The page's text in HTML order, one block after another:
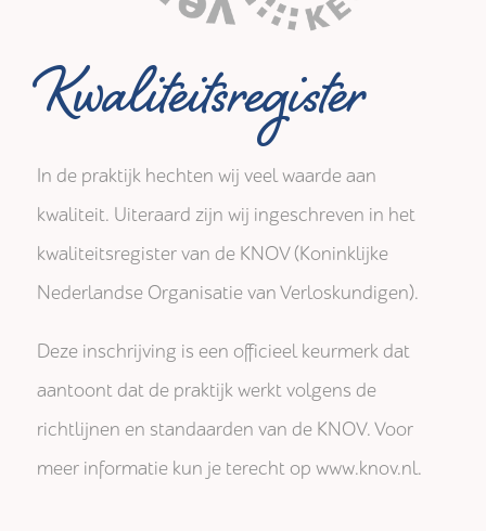
Kwaliteitsregister
In de praktijk hechten wij veel waarde aan
kwaliteit. Uiteraard zijn wij ingeschreven in het
kwaliteitsregister van de KNOV (Koninklijke
Nederlandse Organisatie van Verloskundigen).
Deze inschrijving is een officieel keurmerk dat
aantoont dat de praktijk werkt volgens de
richtlijnen en standaarden van de KNOV. Voor
meer informatie kun je terecht op www.knov.nl.